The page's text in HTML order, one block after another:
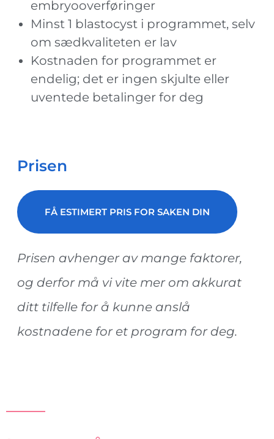
embryooverføringer
Minst 1 blastocyst i programmet, selv
om sædkvaliteten er lav
Kostnaden for programmet er
endelig; det er ingen skjulte eller
uventede betalinger for deg
Prisen
FÅ ESTIMERT PRIS FOR SAKEN DIN
Prisen avhenger av mange faktorer,
og derfor må vi vite mer om akkurat
ditt tilfelle for å kunne anslå
kostnadene for et program for deg.